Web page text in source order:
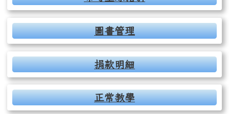
圖書管理
捐款明細
正常教學